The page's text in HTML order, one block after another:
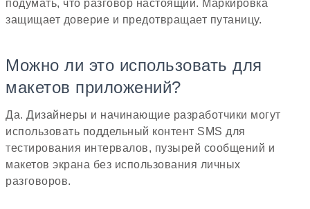
подумать, что разговор настоящий. Маркировка
защищает доверие и предотвращает путаницу.
Можно ли это использовать для
макетов приложений?
Да. Дизайнеры и начинающие разработчики могут
использовать поддельный контент SMS для
тестирования интервалов, пузырей сообщений и
макетов экрана без использования личных
разговоров.